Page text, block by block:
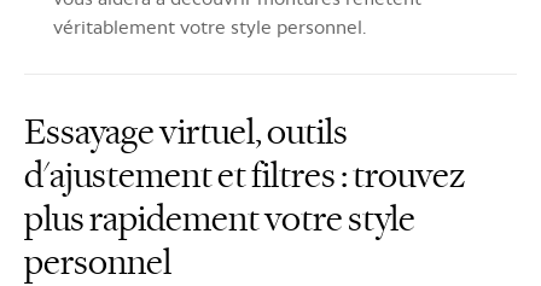
véritablement votre style personnel.
Essayage virtuel, outils
d'ajustement et filtres : trouvez
plus rapidement votre style
personnel